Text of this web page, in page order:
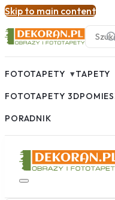
Skip to main content
FOTOTAPETY ▾TAPETY
FOTOTAPETY 3D
PORADNIK